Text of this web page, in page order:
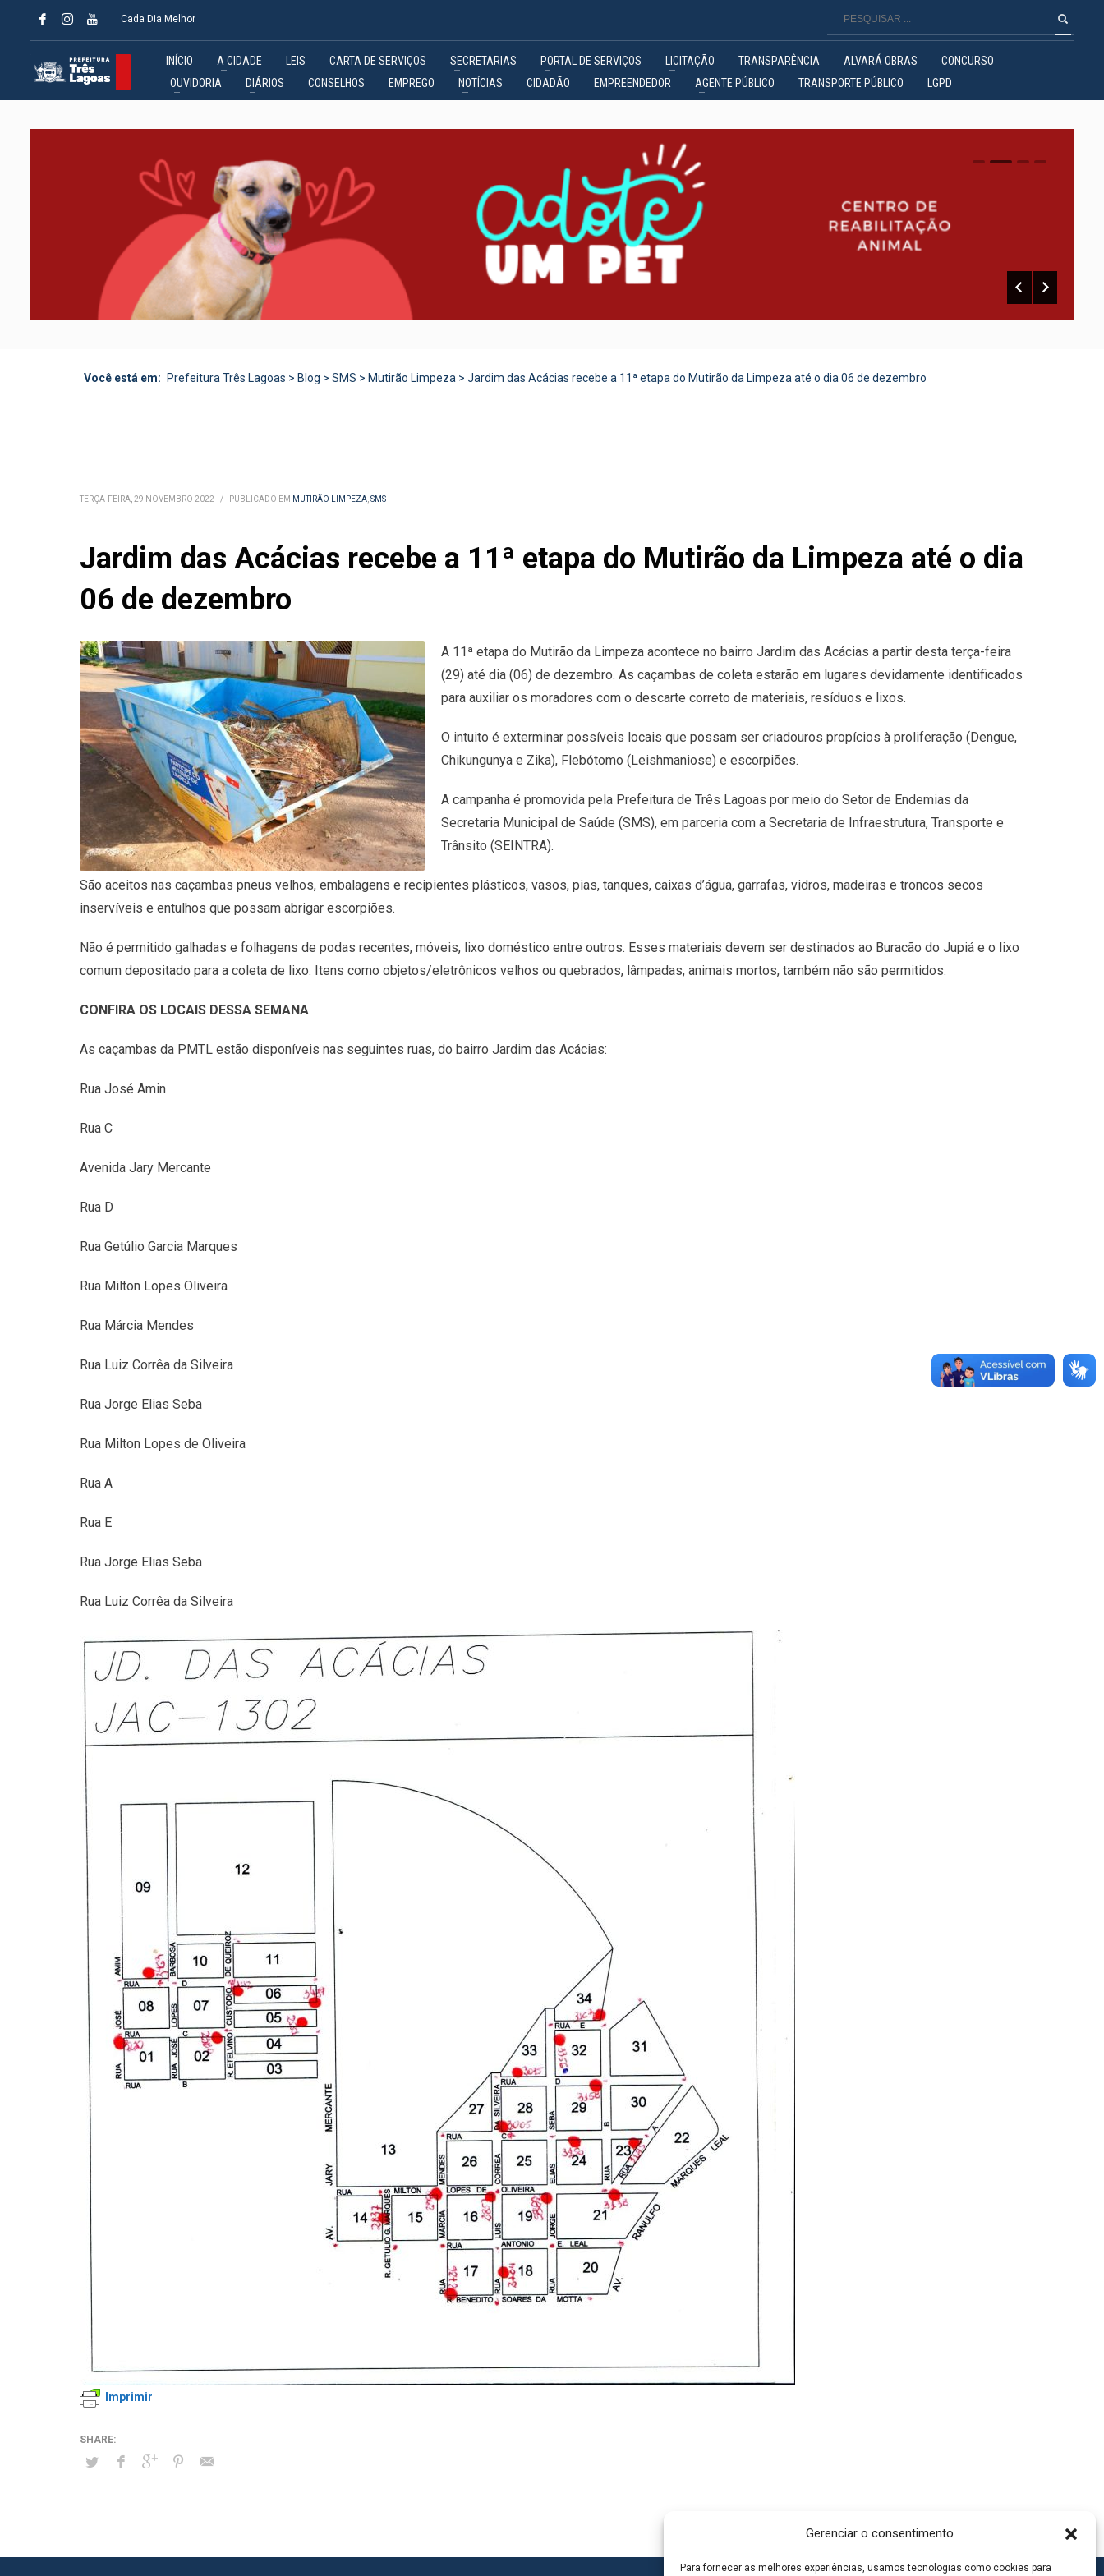
Gerenciar o consentimento
Para fornecer as melhores experiências, usamos tecnologias como cookies para
Cada Dia Melhor
INÍCIO A CIDADE LEIS CARTA DE SERVIÇOS SECRETARIAS PORTAL DE SERVIÇOS LICITAÇÃO TRANSPARÊNCIA ALVARÁ OBRAS
CONCURSO
OUVIDORIA
DIÁRIOS CONSELHOS EMPREGO NOTÍCIAS CIDADÃO EMPREENDEDOR AGENTE PÚBLICO TRANSPORTE PÚBLICO LGPD
0 1 2
Você está em: Prefeitura Três Lagoas > Blog > SMS > Mutirão Limpeza > Jardim das Acácias recebe a 11ª etapa do Mutirão da Limpeza até o dia 06 de dezembro
TERÇA-FEIRA, 29 NOVEMBRO 2022 / PUBLICADO EM MUTIRÃO LIMPEZA,SMS
Jardim das Acácias recebe a 11ª etapa do Mutirão da Limpeza até o dia
06 de dezembro
A 11ª etapa do Mutirão da Limpeza acontece no bairro Jardim das Acácias a partir desta terça-feira
(29) até dia (06) de dezembro. As caçambas de coleta estarão em lugares devidamente identificados
para auxiliar os moradores com o descarte correto de materiais, resíduos e lixos.
O intuito é exterminar possíveis locais que possam ser criadouros propícios à proliferação (Dengue,
Chikungunya e Zika), Flebótomo (Leishmaniose) e escorpiões.
A campanha é promovida pela Prefeitura de Três Lagoas por meio do Setor de Endemias da
Secretaria Municipal de Saúde (SMS), em parceria com a Secretaria de Infraestrutura, Transporte e
Trânsito (SEINTRA).
São aceitos nas caçambas pneus velhos, embalagens e recipientes plásticos, vasos, pias, tanques, caixas d’água, garrafas, vidros, madeiras e troncos secos
inservíveis e entulhos que possam abrigar escorpiões.
Não é permitido galhadas e folhagens de podas recentes, móveis, lixo doméstico entre outros. Esses materiais devem ser destinados ao Buracão do Jupiá e o lixo
comum depositado para a coleta de lixo. Itens como objetos/eletrônicos velhos ou quebrados, lâmpadas, animais mortos, também não são permitidos.
CONFIRA OS LOCAIS DESSA SEMANA
As caçambas da PMTL estão disponíveis nas seguintes ruas, do bairro Jardim das Acácias:
Rua José Amin
Rua C
Avenida Jary Mercante
Rua D
Rua Getúlio Garcia Marques
Rua Milton Lopes Oliveira
Rua Márcia Mendes
Rua Luiz Corrêa da Silveira
Rua Jorge Elias Seba
Rua Milton Lopes de Oliveira
Rua A
Rua E
Rua Jorge Elias Seba
Rua Luiz Corrêa da Silveira
Imprimir